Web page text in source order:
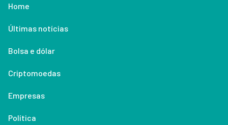
Home
Últimas notícias
Bolsa e dólar
Criptomoedas
Empresas
Política